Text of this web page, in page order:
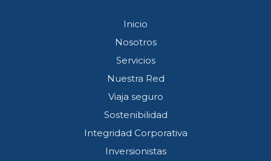
Inicio
Nosotros
Servicios
Nuestra Red
Viaja seguro
Sostenibilidad
Integridad Corporativa
Inversionistas